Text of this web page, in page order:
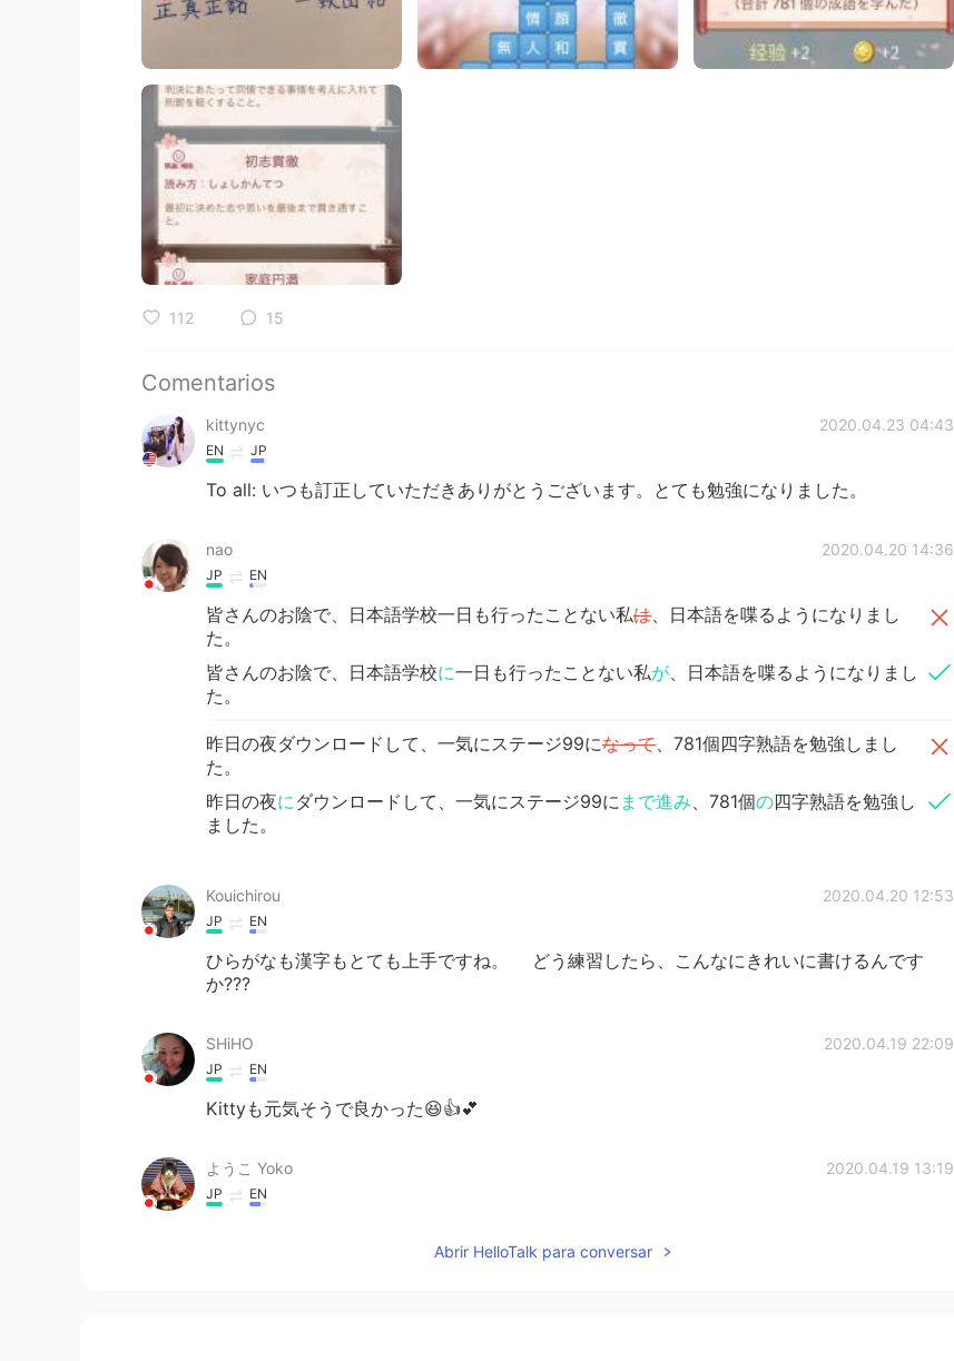
112 15
Comentarios
kittynyc 2020.04.23 04:43
EN JP
To all: いつも訂正していただきありがとうございます。とても勉強になりました。
nao 2020.04.20 14:36
JP EN
皆さんのお陰で、日本語学校一日も行ったことない私は、日本語を喋るようになりまし
た。
皆さんのお陰で、日本語学校に一日も行ったことない私が、日本語を喋るようになりまし
た。
昨日の夜ダウンロードして、一気にステージ99になって、781個四字熟語を勉強しまし
た。
昨日の夜にダウンロードして、一気にステージ99に まで進み、781個の四字熟語を勉強し
ました。
Kouichirou 2020.04.20 12:53
JP EN
ひらがなも漢字もとても上手ですね。 どう練習したら、こんなにきれいに書けるんです
か???
SHiHO 2020.04.19 22:09
JP EN
Kittyも元気そうで良かった😆👍💕
ようこ Yoko 2020.04.19 13:19
JP EN
Abrir HelloTalk para conversar